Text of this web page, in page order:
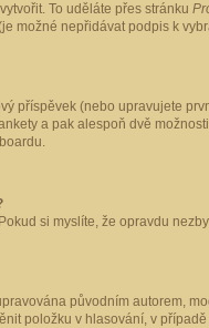
To uděláte přes stránku
možné nepřidávat podpis k
příspěvek (nebo upravujete
a pak alespoň dvě
si myslíte, že opravdu
původním autorem,
položku v hlasování, v